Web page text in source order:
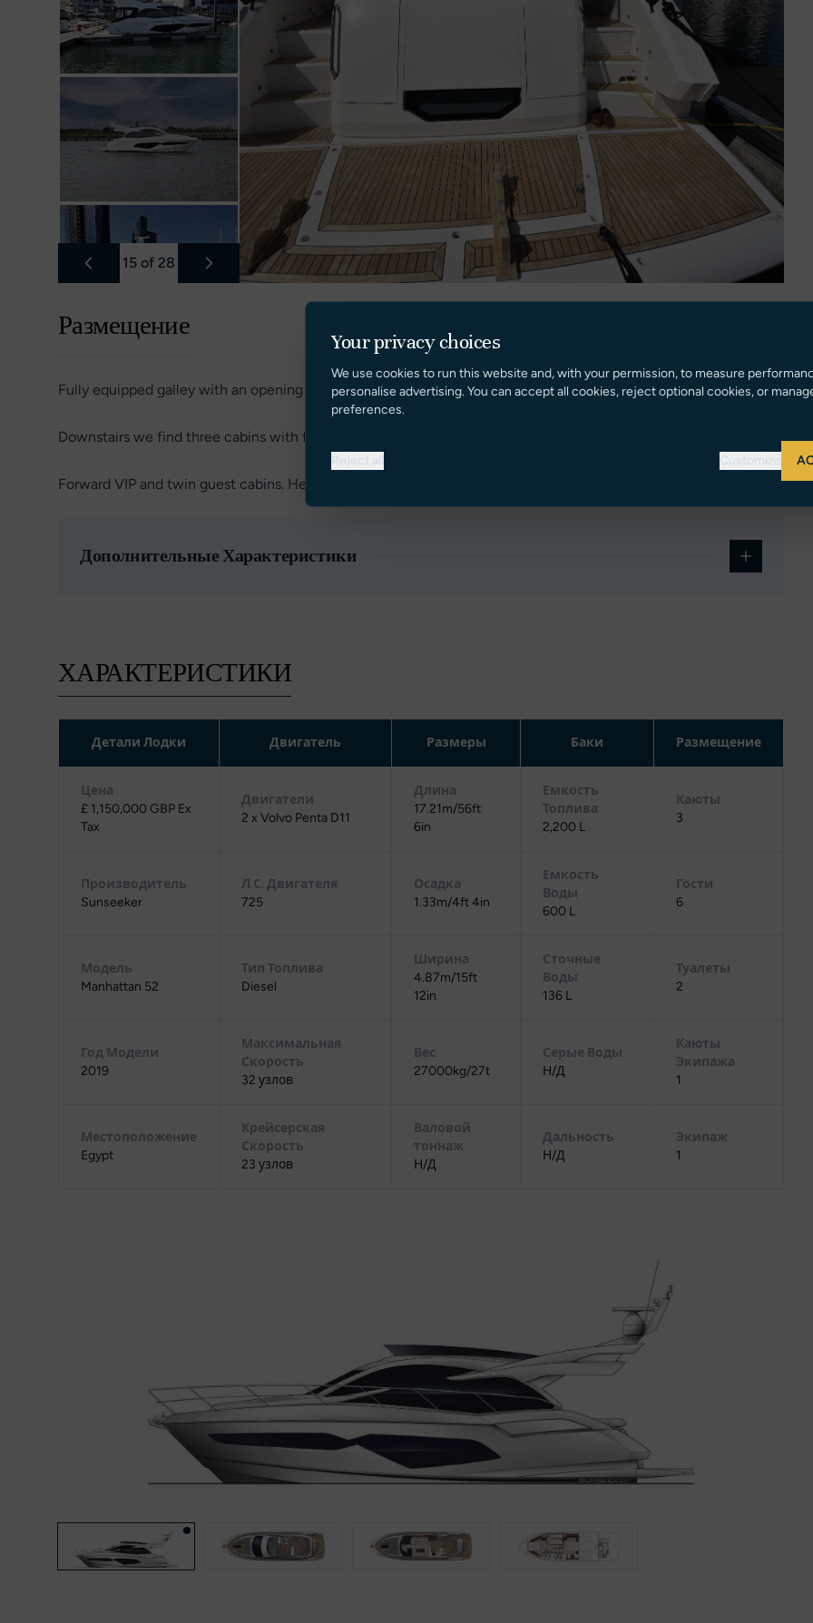
15 of 28
Размещение
Fully equipped galley with an opening stern window and fold-out bar top. Large saloon and dining area.
Downstairs we find three cabins with full beam master cabin with ensuite.
Forward VIP and twin guest cabins. Head both for daily use and for VIP cabin use.
Дополнительные Характеристики
ХАРАКТЕРИСТИКИ
Детали Лодки Двигатель Размеры Баки Размещение
Цена
£ 1,150,000 GBP Ex
Tax
Двигатели
2 x Volvo Penta D11
Длина
17.21m/56ft
6in
Емкость
Топлива
2,200 L
Каюты
3
Производитель
Sunseeker
Л.С. Двигателя
725
Осадка
1.33m/4ft 4in
Емкость
Воды
600 L
Гости
6
Модель
Manhattan 52
Тип Топлива
Diesel
Ширина
4.87m/15ft
12in
Сточные
Воды
136 L
Туалеты
2
Год Модели
2019
Максимальная
Скорость
32 узлов
Вес
27000kg/27t
Серые Воды
Н/Д
Каюты
Экипажа
1
Местоположение
Egypt
Крейсерская
Скорость
23 узлов
Валовой
тоннаж
Н/Д
Дальность
Н/Д
Экипаж
1
Your privacy choices
We use cookies to run this website and, with your permission, to measure
personalise advertising. You can accept all cookies, reject optional cookies, or
preferences.
Reject all Customize